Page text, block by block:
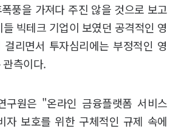
풍을 가져다 주진 않을 것으로 보고
빅테크 기업이 보였던 공격적인 영
리면서 투자심리에는 부정적인 영
측이다.
구원은 "온라인 금융플랫폼 서비스
자 보호를 위한 구체적인 규제 속에